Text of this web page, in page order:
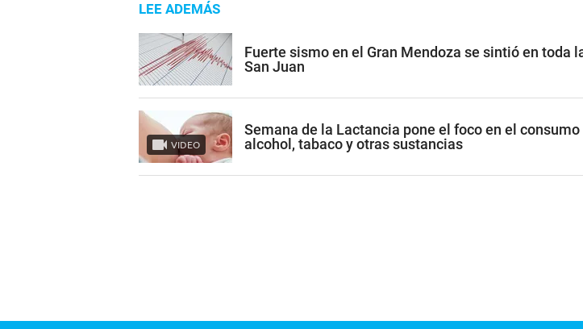
LEE ADEMÁS
Fuerte sismo en el Gran Mendoza se sintió en toda
San Juan
VIDEO
Semana de la Lactancia pone el foco en el consumo
alcohol, tabaco y otras sustancias